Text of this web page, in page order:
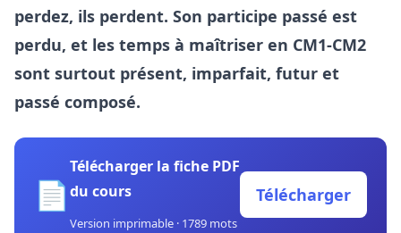
perdez, ils perdent. Son participe passé est
perdu, et les temps à maîtriser en CM1-CM2
sont surtout présent, imparfait, futur et
passé composé.
📄
Télécharger la fiche PDF
du cours
Version imprimable · 1789 mots
Télécharger